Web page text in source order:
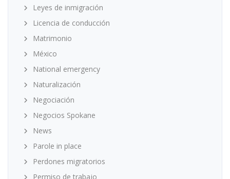
Leyes de inmigración
Licencia de conducción
Matrimonio
México
National emergency
Naturalización
Negociación
Negocios Spokane
News
Parole in place
Perdones migratorios
Permiso de trabajo